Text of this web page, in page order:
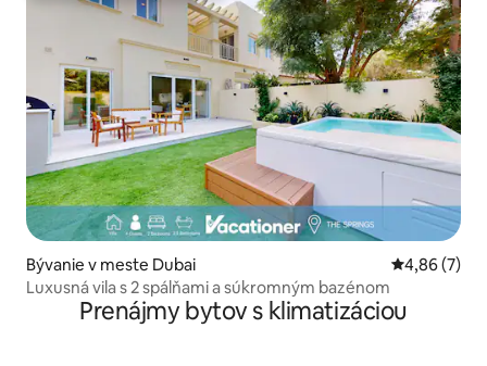
Bývanie v meste Dubai Priemerné
4,86 (7)
Luxusná vila s 2 spálňami a súkromným bazénom
Prenájmy bytov s klimatizáciou